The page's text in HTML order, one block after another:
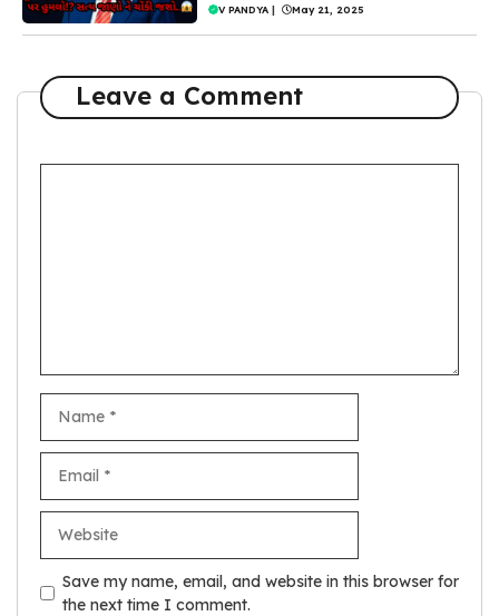
V PANDYA | May 21, 2025
Leave a Comment
Save my name, email, and website in this browser for
the next time I comment.